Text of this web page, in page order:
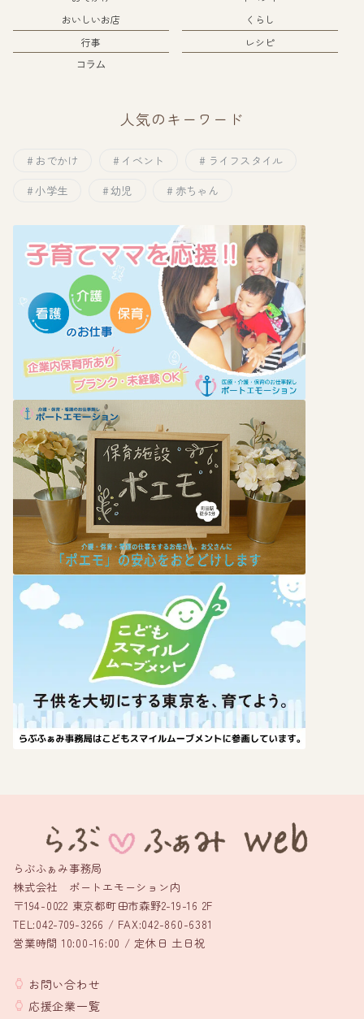
おいしいお店
くらし
行事
レシピ
コラム
人気のキーワード
おでかけ イベント
ライフスタイル
小学生
幼児 赤ちゃん
らぶふぁみ事務局
株式会社 ポートエモーション内
〒194-0022 東京都町田市森野2-19-16 2F
TEL:042-709-3266 / FAX:042-860-6381
営業時間 10:00-16:00 / 定休日 土日祝
お問い合わせ
応援企業一覧